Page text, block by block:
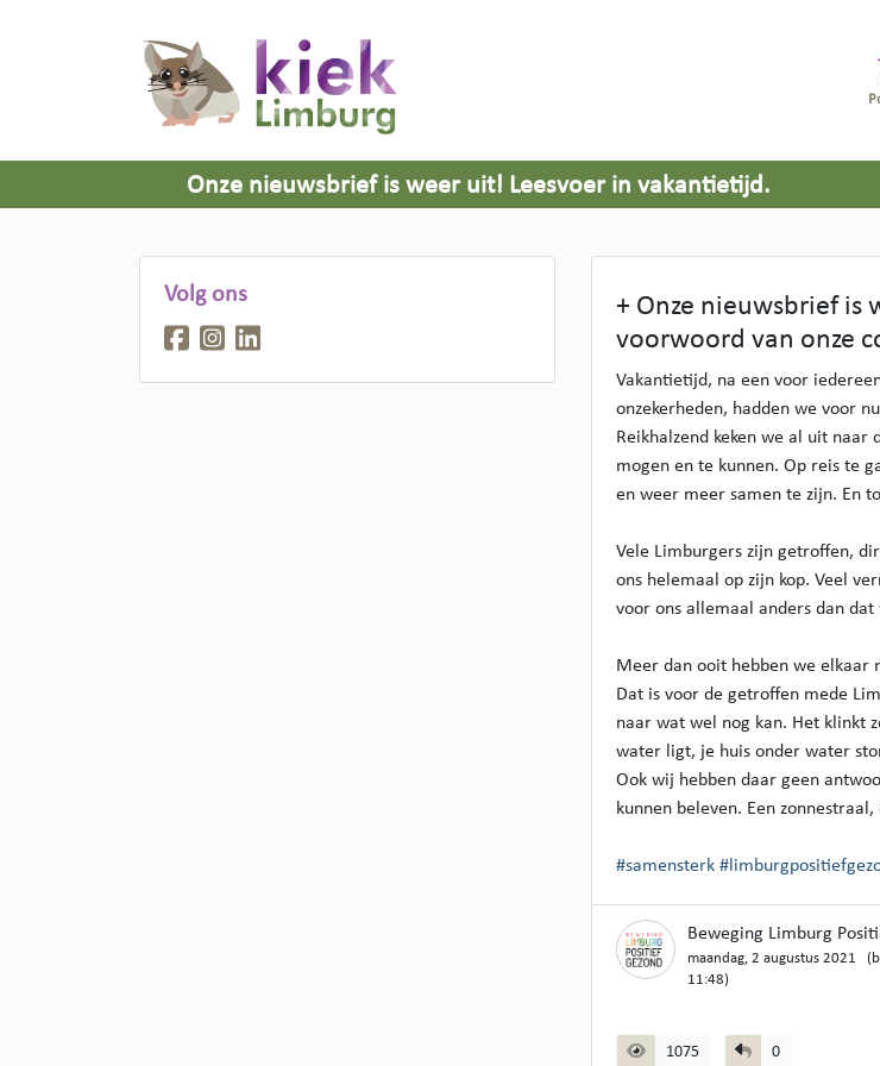
Onze nieuwsbrief is weer uit! Leesvoer in vakantietijd.
Vaessen.
Volg ons
+ Onze nieuwsbrief is
voorwoord van onze
Vakantietijd, na een voor
onzekerheden, hadden we voor
Reikhalzend keken we al uit
mogen en te kunnen. Op reis te
en weer meer samen te zijn. En
Vele Limburgers zijn getroffen,
ons helemaal op zijn kop. Veel
voor ons allemaal anders dan dat
Meer dan ooit hebben we elkaar
Dat is voor de getroffen mede
naar wat wel nog kan. Het klinkt
water ligt, je huis onder water
Ook wij hebben daar geen
kunnen beleven. Een
#samensterk
Beweging Limburg
maandag, 2 augustus 2021
11:48)
1075 0